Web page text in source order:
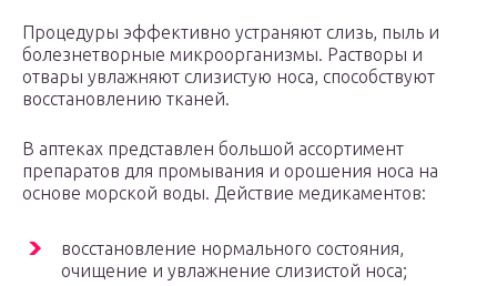
Процедуры эффективно устраняют слизь, пыль и
болезнетворные микроорганизмы. Растворы и
отвары увлажняют слизистую носа, способствуют
восстановлению тканей.
В аптеках представлен большой ассортимент
препаратов для промывания и орошения носа на
основе морской воды. Действие медикаментов:
восстановление нормального состояния,
очищение и увлажнение слизистой носа;